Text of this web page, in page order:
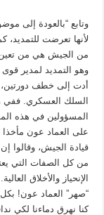
وتابع “بالعودة إلى
لأنها تعرضت للتمديد،
من الجيش هي من تعين
وهو التمديد لمدير
أدت إلى خطف
السلك العسكري. ففي
المسؤولين في هذه
على العماد عون
قيادة الجيش، وقالوا
من كل الصفات التي
الإنحياز والأخلاق
“صهر” العماد عون!
كنا نهرق دماءنا لكي